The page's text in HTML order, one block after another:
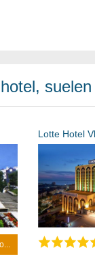
Lotte Hotel